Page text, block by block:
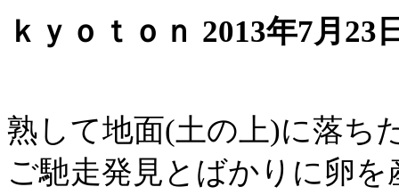
ｋｙｏｔｏｎ 2013年7月23
熟して地面(土の上)に落ち
ご馳走発見とばかりに卵